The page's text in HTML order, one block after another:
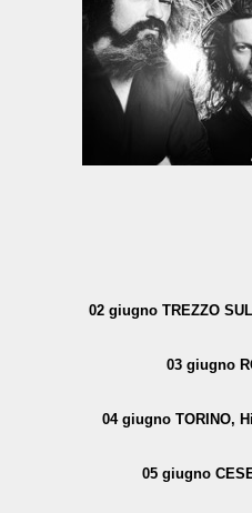
02 giugno TREZZO
03 giugno
04 giugno TORINO,
05 giugno